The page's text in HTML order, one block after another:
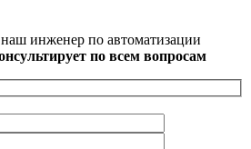
инженер по автоматизации
по всем вопросам